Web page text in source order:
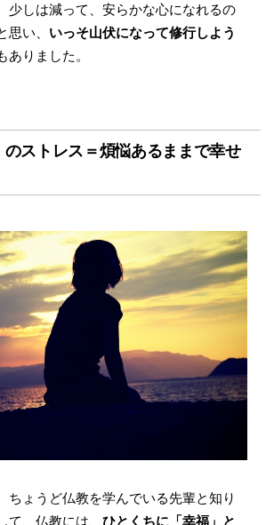
少しは減って、安らかな心になれるの
思い、 いっそ山伏になって修行しよう
ありました。
のストレス＝煩悩あるままで幸せ
ちょうど仏教を学んでいる先輩と知り
て、仏教には、 ひとくちに「幸福」と